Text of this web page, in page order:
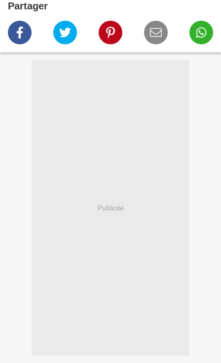
Partager
Publicité